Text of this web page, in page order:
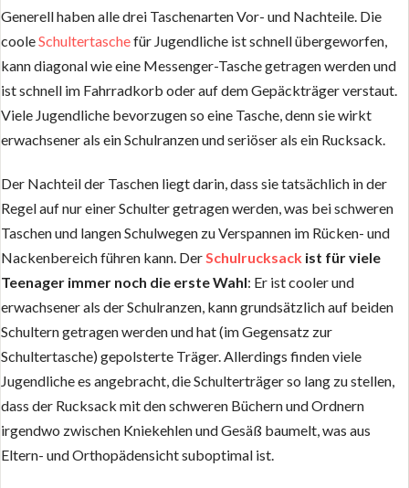
Generell haben alle drei Taschenarten Vor- und Nachteile. Die
cooleSchultertaschefür Jugendliche ist schnell übergeworfen,
kann diagonal wie eine Messenger-Tasche getragen werden und
ist schnell im Fahrradkorb oder auf dem Gepäckträger verstaut.
Viele Jugendliche bevorzugen so eine Tasche, denn sie wirkt
erwachsener als ein Schulranzen und seriöser als ein Rucksack.
Der Nachteil der Taschen liegt darin, dass sie tatsächlich in der
Regel auf nur einer Schulter getragen werden, was bei schweren
Taschen und langen Schulwegen zu Verspannen im Rücken- und
Nackenbereich führen kann. Der Schulrucksack ist für viele
Teenager immer noch die erste Wahl: Er ist cooler und
erwachsener als der Schulranzen, kann grundsätzlich auf beiden
Schultern getragen werden und hat (im Gegensatz zur
Schultertasche) gepolsterte Träger. Allerdings finden viele
Jugendliche es angebracht, die Schulterträger so lang zu stellen,
dass der Rucksack mit den schweren Büchern und Ordnern
irgendwo zwischen Kniekehlen und Gesäß baumelt, was aus
Eltern- und Orthopädensicht suboptimal ist.